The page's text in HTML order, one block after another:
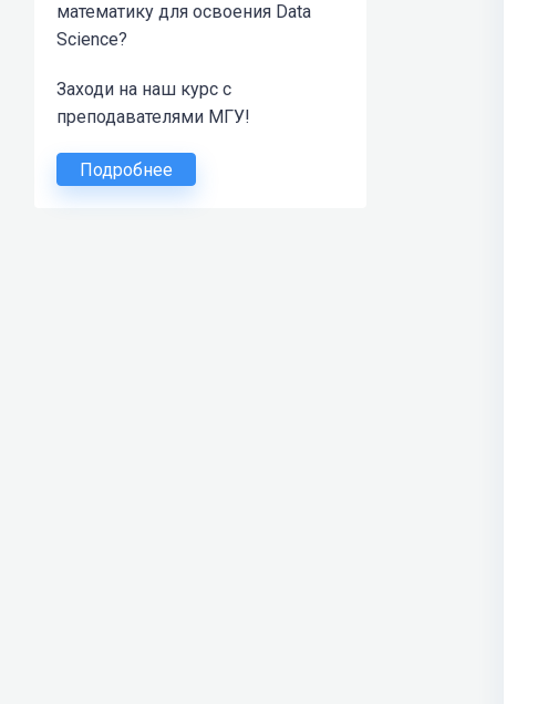
математику для освоения Data
Science?
Заходи на наш курс с
преподавателями МГУ!
Подробнее